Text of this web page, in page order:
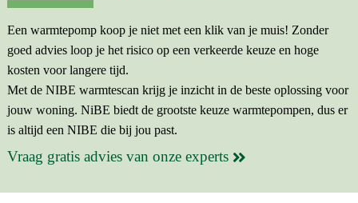
Een warmtepomp koop je niet met een klik van je muis! Zonder
goed advies loop je het risico op een verkeerde keuze en hoge
kosten voor langere tijd.
Met de NIBE warmtescan krijg je inzicht in de beste oplossing voor
jouw woning. NiBE biedt de grootste keuze warmtepompen, dus er
is altijd een NIBE die bij jou past.
Vraag gratis advies van onze experts